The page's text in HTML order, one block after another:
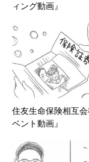
ィング動画』
住友生命保険相互
ベント動画』